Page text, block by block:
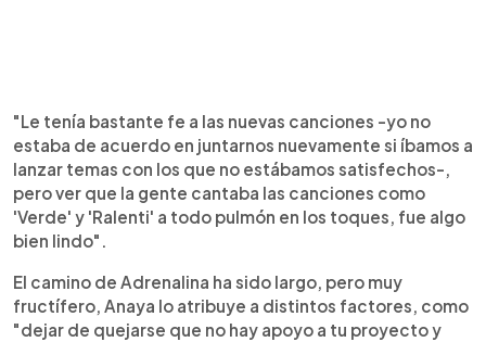
"Le tenía bastante fe a las nuevas canciones -yo no
estaba de acuerdo en juntarnos nuevamente si íbamos a
lanzar temas con los que no estábamos satisfechos-,
pero ver que la gente cantaba las canciones como
'Verde' y 'Ralenti' a todo pulmón en los toques, fue algo
bien lindo".
El camino de Adrenalina ha sido largo, pero muy
fructífero, Anaya lo atribuye a distintos factores, como
"dejar de quejarse que no hay apoyo a tu proyecto y